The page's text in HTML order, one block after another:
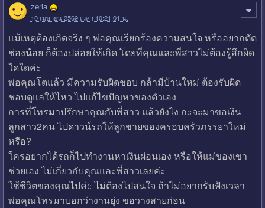
zeria
10 เมษายน 2569 เวลา 10:21:01 น.
แม้เหตุต้องเกิดจริง ๆ พ่อคุณเรียกร้องความสนใจ หรืออยากตัด
ช่องน้อย ก็ต้องปล่อยให้เกิด โดยที่คุณและพี่สาวไม่ต้องรู้สึกผิด
ใดใดค่ะ
พ่อคุณโตแล้ว มีความรับผิดชอบ กล้ามีบ้านใหม่ ต้องรับผิด
ชอบดูแลให้ไหว ไปแก้ไขปัญหาของตัวเอง
การที่โทรมาปรึกษาคุณกับพี่สาว แล้วยังไง กะจะมาขอเงิน
ลูกสาว2คน ไปดาวน์รถให้ลูกชายของครอบครัวภรรยาใหม่
หรือ?
ใครอยากได้รถก็ไปทำงานหาเงินผ่อนเอง หรือให้แม่ของเขา
ช่วยเอง ไม่เกี่ยวกับคุณและพี่สาวเลยค่ะ
ใช้ชีวิตของคุณไปค่ะ ไม่ต้องไปสนใจ ถ้าไม่อยากรับฟังเวลา
พ่อคุณโทรมาบอกว่างานยุ่ง ขอวางสายก่อน